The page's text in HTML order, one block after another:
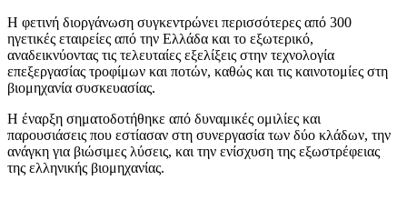
Η φετινή διοργάνωση συγκεντρώνει περισσότερες από 300
ηγετικές εταιρείες από την Ελλάδα και το εξωτερικό,
αναδεικνύοντας τις τελευταίες εξελίξεις στην τεχνολογία
επεξεργασίας τροφίμων και ποτών, καθώς και τις καινοτομίες στη
βιομηχανία συσκευασίας.
Η έναρξη σηματοδοτήθηκε από δυναμικές ομιλίες και
παρουσιάσεις που εστίασαν στη συνεργασία των δύο κλάδων, την
ανάγκη για βιώσιμες λύσεις, και την ενίσχυση της εξωστρέφειας
της ελληνικής βιομηχανίας.